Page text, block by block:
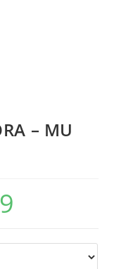
– MU